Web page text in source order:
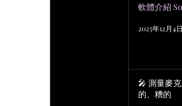
軟體介紹
2025年12月4
🎤 測量麥
的、糟的